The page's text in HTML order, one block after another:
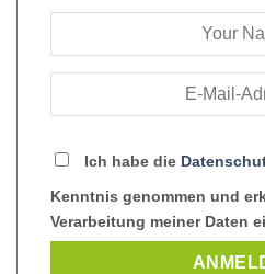
Ich habe die
Kenntnis genommen und
Verarbeitung meiner Daten